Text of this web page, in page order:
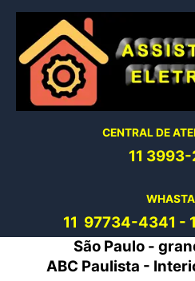
conteúdo
CENTRAL DE
11
11 97734-4341 -
São Paulo -
ABC Paulista -